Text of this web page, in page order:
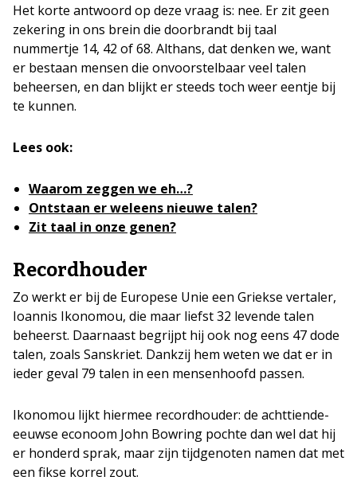
Het korte antwoord op deze vraag is: nee. Er zit geen
zekering in ons brein die doorbrandt bij taal
nummertje 14, 42 of 68. Althans, dat denken we, want
er bestaan mensen die onvoorstelbaar veel talen
beheersen, en dan blijkt er steeds toch weer eentje bij
te kunnen.
Lees ook:
Waarom zeggen we eh…?
Ontstaan er weleens nieuwe talen?
Zit taal in onze genen?
Recordhouder
Zo werkt er bij de Europese Unie een Griekse vertaler,
Ioannis Ikonomou, die maar liefst 32 levende talen
beheerst. Daarnaast begrijpt hij ook nog eens 47 dode
talen, zoals Sanskriet. Dankzij hem weten we dat er in
ieder geval 79 talen in een mensenhoofd passen.
Ikonomou lijkt hiermee recordhouder: de achttiende-
eeuwse econoom John Bowring pochte dan wel dat hij
er honderd sprak, maar zijn tijdgenoten namen dat met
een fikse korrel zout.